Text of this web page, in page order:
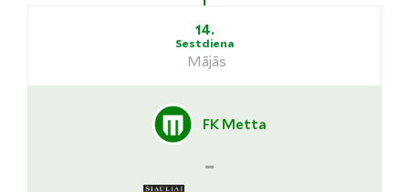
14.
Sestdiena
Mājās
FK Metta
-